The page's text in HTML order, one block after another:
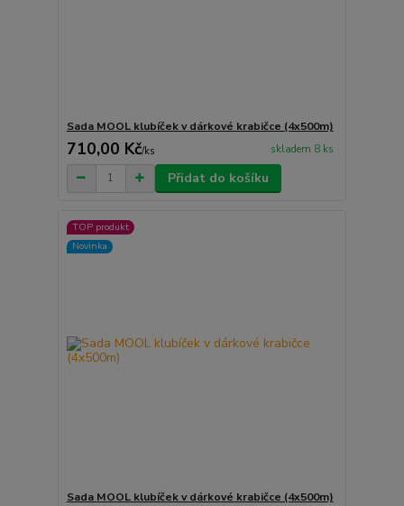
Sada MOOL klubíček v dárkové krabičce (4x500m)
710,00 Kč/ks skladem 8 ks
Přidat do košíku
TOP produkt
Novinka
Sada MOOL klubíček v dárkové krabičce (4x500m)